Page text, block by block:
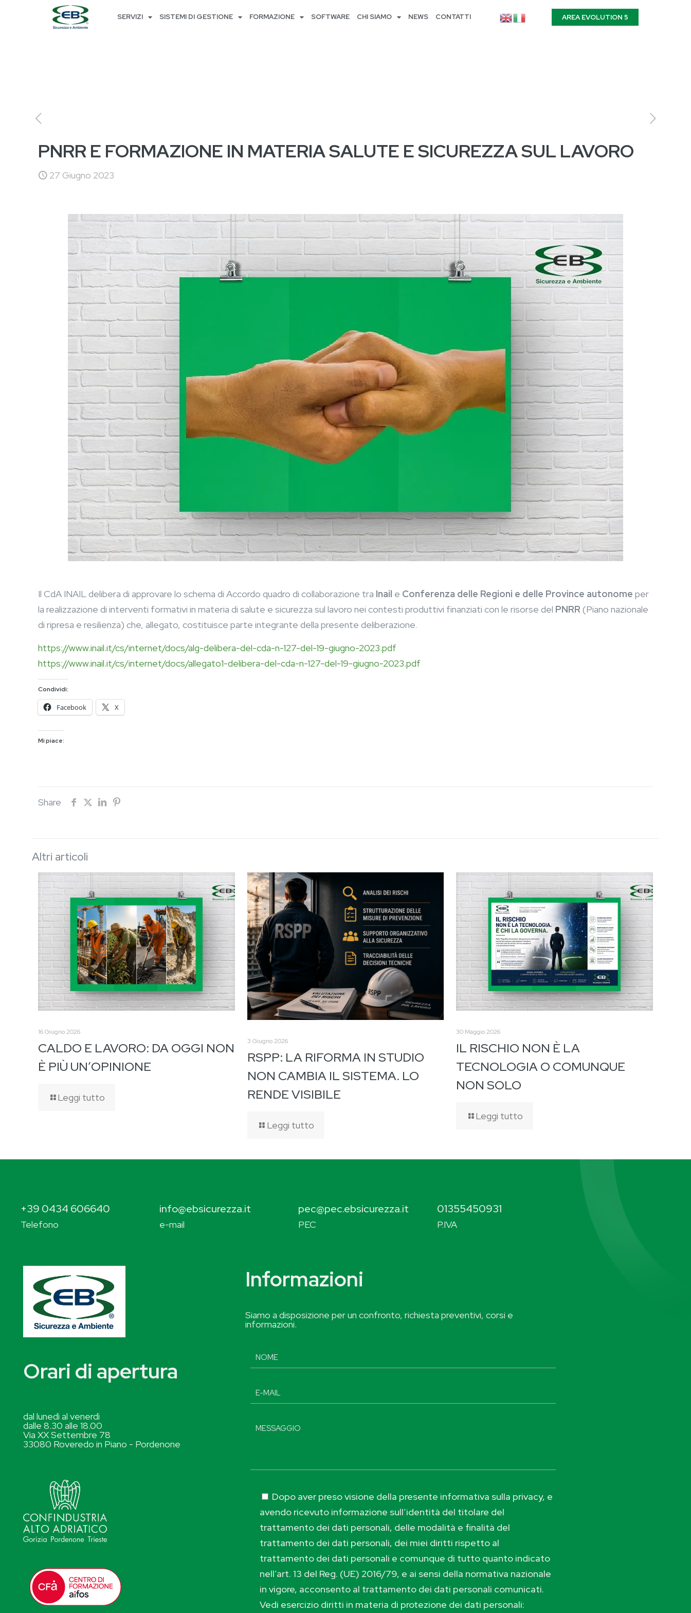
SERVIZI SISTEMI DI GESTIONE FORMAZIONE SOFTWARE CHI SIAMO NEWS CONTATTI AREA EVOLUTION 5
PNRR E FORMAZIONE IN MATERIA SALUTE E SICUREZZA SUL LAVORO
27 Giugno 2023
Il CdA INAIL delibera di approvare lo schema di Accordo quadro di collaborazione tra Inail e Conferenza delle Regioni e delle Province autonome per
la realizzazione di interventi formativi in materia di salute e sicurezza sul lavoro nei contesti produttivi finanziati con le risorse del PNRR (Piano nazionale
di ripresa e resilienza) che, allegato, costituisce parte integrante della presente deliberazione.
https://www.inail.it/cs/internet/docs/alg-delibera-del-cda-n-127-del-19-giugno-2023.pdf
https://www.inail.it/cs/internet/docs/allegato1-delibera-del-cda-n-127-del-19-giugno-2023.pdf
Condividi:
Facebook X
Mi piace:
Share
Altri articoli
16 Giugno 2026
CALDO E LAVORO: DA OGGI NON
È PIÙ UN’OPINIONE
Leggi tutto
3 Giugno 2026
RSPP: LA RIFORMA IN STUDIO
NON CAMBIA IL SISTEMA. LO
RENDE VISIBILE
Leggi tutto
30 Maggio 2026
IL RISCHIO NON È LA
TECNOLOGIA O COMUNQUE
NON SOLO
Leggi tutto
+39 0434 606640
Telefono
info@ebsicurezza.it
e-mail
pec@pec.ebsicurezza.it
PEC
01355450931
P.IVA
Orari di apertura
dal lunedì al venerdì
dalle 8.30 alle 18.00
Via XX Settembre 78
33080 Roveredo in Piano - Pordenone
Informazioni
Siamo a disposizione per un confronto, richiesta preventivi, corsi e
informazioni.
Dopo aver preso visione della presente informativa sulla privacy, e
avendo ricevuto informazione sull’identità del titolare del
trattamento dei dati personali, delle modalità e finalità del
trattamento dei dati personali, dei miei diritti rispetto al
trattamento dei dati personali e comunque di tutto quanto indicato
nell’art. 13 del Reg. (UE) 2016/79, e ai sensi della normativa nazionale
in vigore, acconsento al trattamento dei dati personali comunicati.
Vedi esercizio diritti in materia di protezione dei dati personali: